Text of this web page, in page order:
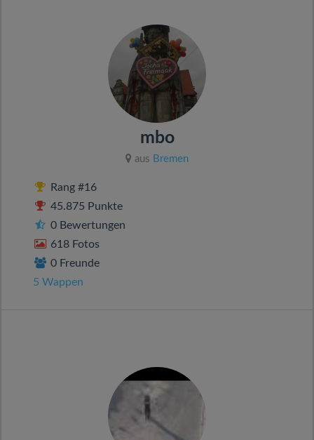
mbo
aus Bremen
Rang #16
45.875 Punkte
0 Bewertungen
618 Fotos
0 Freunde
5 Wappen